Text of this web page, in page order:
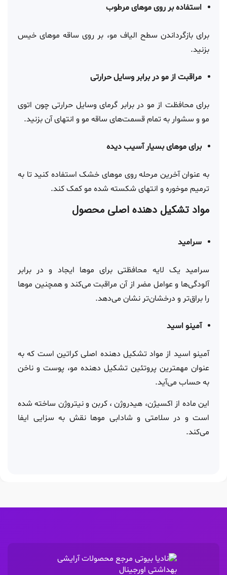
استفاده بر روی موهای مرطوب
برای بازگرداندن سطح الیاف مو، بر روی ساقه موهای خیس
بزنید.
مراقبت از مو در برابر وسایل حرارتی
برای محافظت از مو در برابر گرمای وسایل حرارتی چون اتوی
مو و سشوار به تمام قسمت‌های ساقه مو و انتهای آن بزنید.
برای موهای بسیار آسیب دیده
به عنوان آخرین مرحله روی موهای خشک استفاده کنید تا به
ترمیم موخوره و انتهای شکسته شده مو کمک کند.
مواد تشکیل دهنده اصلی محصول
سرامید
سرامید یک لایه محافظتی برای موها ایجاد و در برابر
آلودگی‌ها و عوامل مضر از آن مراقبت می‌کند و همچنین موها
را براق‌تر و درخشان‌تر نشان می‌دهد.
آمینو اسید
آمینو اسید از مواد تشکیل دهنده اصلی کراتین است که به
عنوان مهمترین پروتئین تشکیل دهنده مو، پوست و ناخن
به حساب می‌آید.
این ماده از اکسیژن، هیدروژن ، کربن و نیتروژن ساخته شده
است و در سلامتی و شادابی موها نقش به سزایی ایفا
می‌کند.